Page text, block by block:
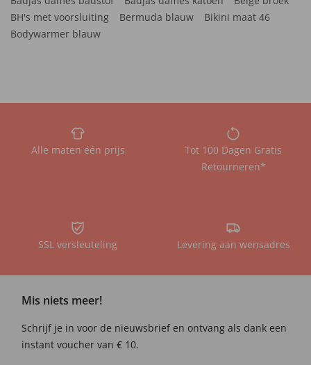
BH's met voorsluiting
Bermuda blauw
Bikini maat 46
Bodywarmer blauw
Alle maten één prijs
Tot 100 Dagen Gratis
Retourneren*
SSL versleuteling Levering aan wensadres
Mis niets meer!
Schrijf je in voor de nieuwsbrief en ontvang als dank een
instant voucher van € 10.